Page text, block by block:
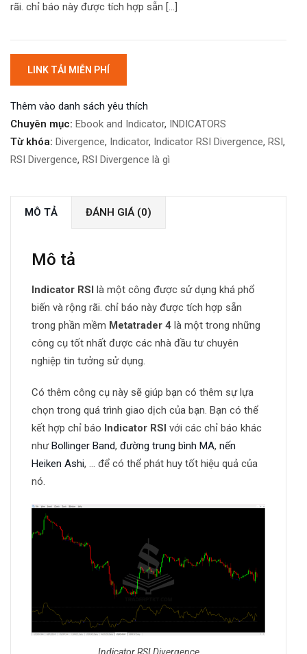
rãi. chỉ báo này được tích hợp sẵn […]
LINK TẢI MIỄN PHÍ
Thêm vào danh sách yêu thích
Chuyên mục: Ebook and Indicator, INDICATORS
Từ khóa: Divergence, Indicator, Indicator RSI Divergence, RSI,
RSI Divergence, RSI Divergence là gì
MÔ TẢ ĐÁNH GIÁ (0)
Mô tả
Indicator RSI là một công được sử dụng khá phổ
biến và rộng rãi. chỉ báo này được tích hợp sẵn
trong phần mềm Metatrader 4 là một trong những
công cụ tốt nhất được các nhà đầu tư chuyên
nghiệp tin tưởng sử dụng.
Có thêm công cụ này sẽ giúp bạn có thêm sự lựa
chọn trong quá trình giao dịch của bạn. Bạn có thể
kết hợp chỉ báo Indicator RSI với các chỉ báo khác
nhưBollinger Band, đường trung bình MA, nến
Heiken Ashi, … để có thể phát huy tốt hiệu quả của
nó.